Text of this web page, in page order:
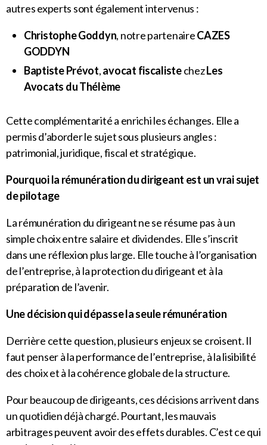
autres experts sont également intervenus :
Christophe Goddyn, notre partenaireCAZES
GODDYN
Baptiste Prévot,avocat fiscalistechezLes
Avocats du Thélème
Cette complémentarité a enrichi les échanges. Elle a
permis d’aborder le sujet sous plusieurs angles :
patrimonial, juridique, fiscal et stratégique.
Pourquoi la rémunération du dirigeant est un vrai sujet
de pilotage
La rémunération du dirigeant ne se résume pas à un
simple choix entre salaire et dividendes. Elle s’inscrit
dans une réflexion plus large. Elle touche à l’organisation
de l’entreprise, à la protection du dirigeant et à la
préparation de l’avenir.
Une décision qui dépasse la seule rémunération
Derrière cette question, plusieurs enjeux se croisent. Il
faut penser à la performance de l’entreprise, à la lisibilité
des choix et à la cohérence globale de la structure.
Pour beaucoup de dirigeants, ces décisions arrivent dans
un quotidien déjà chargé. Pourtant, les mauvais
arbitrages peuvent avoir des effets durables. C’est ce qui